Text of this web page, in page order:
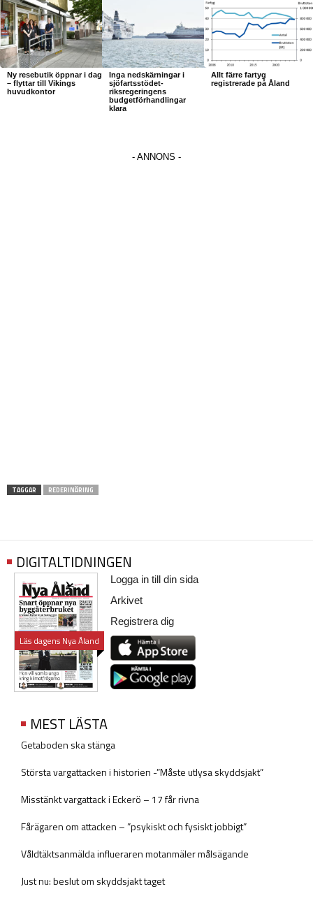
Ny resebutik öppnar i dag
– flyttar till Vikings
huvudkontor
Inga nedskärningar i
sjöfartsstödet-
riksregeringens
budgetförhandlingar
klara
Allt färre fartyg
registrerade på Åland
TAGGAR REDERINÄRING
DIGITALTIDNINGEN
Läs dagens Nya Åland
Logga in till din sida
Arkivet
Registrera dig
MEST LÄSTA
Getaboden ska stänga
Största vargattacken i historien -”Måste utlysa skyddsjakt”
Misstänkt vargattack i Eckerö – 17 får rivna
Fårägaren om attacken – ”psykiskt och fysiskt jobbigt”
Våldtäktsanmälda influeraren motanmäler målsägande
Just nu: beslut om skyddsjakt taget